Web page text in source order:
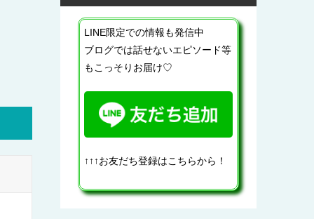
LINE限定での情報も発信中
ブログでは話せないエピソード等
もこっそりお届け♡
↑↑↑お友だち登録はこちらから！